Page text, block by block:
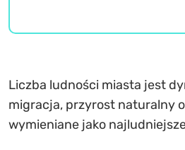
Liczba ludności miasta jest
migracja, przyrost naturalny
wymieniane jako